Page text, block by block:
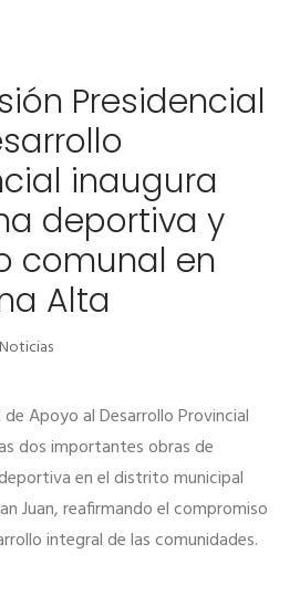
Presidencial
inaugura
deportiva y
comunal en
Alta
Noticias
Apoyo al Desarrollo Provincial
dos importantes obras de
en el distrito municipal
Juan, reafirmando el compromiso
integral de las comunidades.